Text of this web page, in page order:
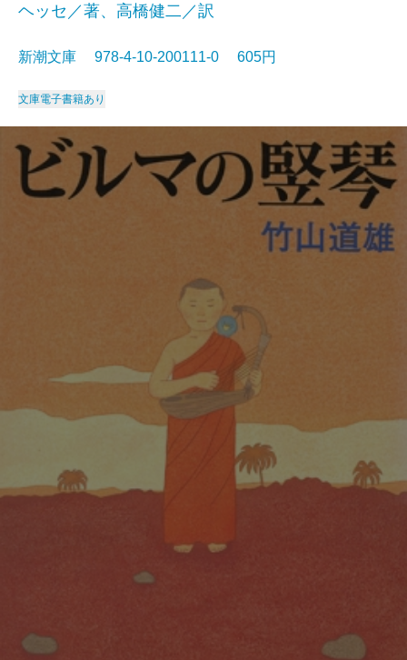
ヘッセ／著、高橋健二／訳
新潮文庫 978-4-10-200111-0 605円
文庫電子書籍あり